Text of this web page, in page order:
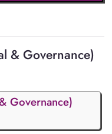
& Governance)
Governance)